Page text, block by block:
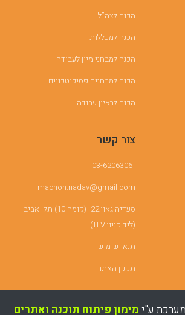
הכנה לצה”ל
הכנה למכללות
הכנה למבחני מיון לעבודה
הכנה למבחנים פסיכוטכניים
הכנה לראיון עבודה
צור קשר
03-6206306
machon.nadav@gmail.com
סעדיה גאון 22- (קומה 10) תל- אביב
(ליד קניון TLV)
תנאי שימוש
תקנון האתר
ע"ימימון פיתוח תוכנה ואתרים